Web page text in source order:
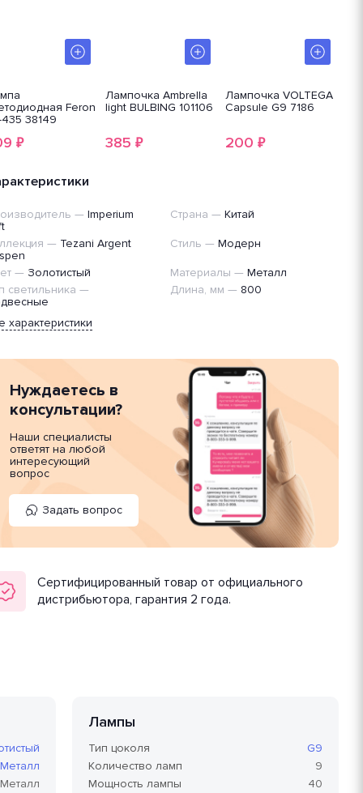
Feron
435 38149
₽
Лампочка Ambrella
light BULBING 101106
385 ₽
Лампочка VOLTEGA
Capsule G9 7186
200 ₽
— Imperium
Страна — Китай
— Tezani Argent
Стиль — Модерн
— Золотистый Материалы — Металл
светильника —
Длина, мм — 800
характеристики
Нуждаетесь в
консультации?
Наши специалисты
ответят на любой
интересующий
вопрос
Задать вопрос
Сертифицированный товар от официального
дистрибьютора, гарантия 2 года.
Металл
Металл
Лампы
Тип цоколя
G9
Количество ламп
9
Мощность лампы
40